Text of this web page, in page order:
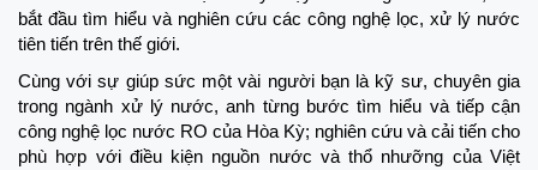
bắt đầu tìm hiểu và nghiên cứu các công nghệ lọc, xử lý nước
tiên tiến trên thế giới.
Cùng với sự giúp sức một vài người bạn là kỹ sư, chuyên gia
trong ngành xử lý nước, anh từng bước tìm hiểu và tiếp cận
công nghệ lọc nước RO của Hòa Kỳ; nghiên cứu và cải tiến cho
phù hợp với điều kiện nguồn nước và thổ nhưỡng của Việt